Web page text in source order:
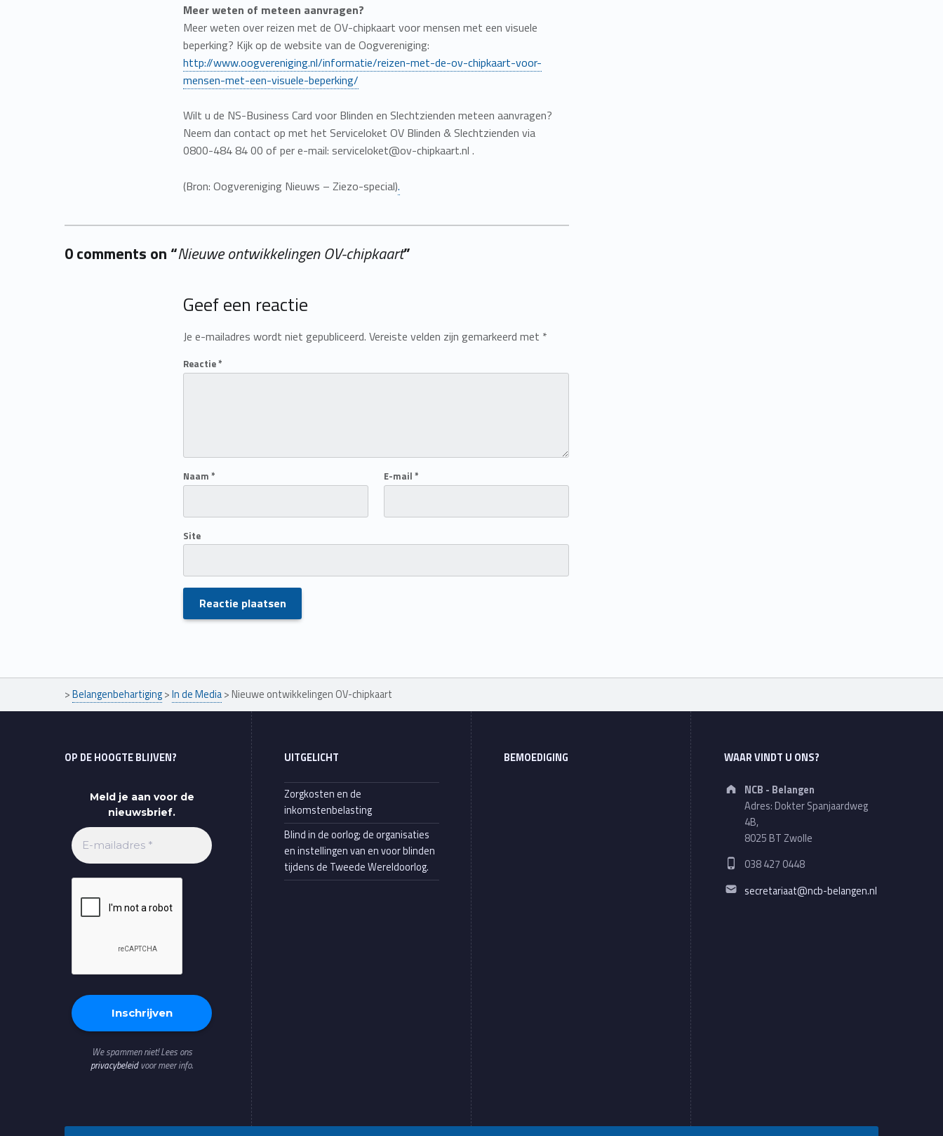
Meer weten of meteen aanvragen?
Meer weten over reizen met de OV-chipkaart voor mensen met een visuele
beperking? Kijk op de website van de Oogvereniging:
http://www.oogvereniging.nl/informatie/reizen-met-de-ov-chipkaart-voor-
mensen-met-een-visuele-beperking/
Wilt u de NS-Business Card voor Blinden en Slechtzienden meteen aanvragen?
Neem dan contact op met het Serviceloket OV Blinden & Slechtzienden via
0800-484 84 00 of per e-mail: serviceloket@ov-chipkaart.nl .
(Bron: Oogvereniging Nieuws – Ziezo-special).
0 comments on “Nieuwe ontwikkelingen OV-chipkaart”
Add yours →
Geef een reactie
Je e-mailadres wordt niet gepubliceerd. Vereiste velden zijn gemarkeerd met *
Reactie*
Naam* E-mail*
Site
>Belangenbehartiging>In de Media> Nieuwe ontwikkelingen OV-chipkaart
OP DE HOOGTE BLIJVEN?
Meld je aan voor de
nieuwsbrief.
We spammen niet! Lees ons
privacybeleidvoor meer info.
UITGELICHT
Zorgkosten en de
inkomstenbelasting
Blind in de oorlog; de organisaties
en instellingen van en voor blinden
tijdens de Tweede Wereldoorlog.
BEMOEDIGING WAAR VINDT U ONS?
Address:
NCB - Belangen
Adres: Dokter Spanjaardweg
4B,
8025 BT Zwolle
Phone number:
038 427 0448
Email address:
secretariaat@ncb-belangen.nl